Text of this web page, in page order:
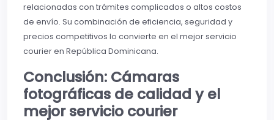
relacionadas con trámites complicados o altos costos
de envío. Su combinación de eficiencia, seguridad y
precios competitivos lo convierte en el mejor servicio
courier en República Dominicana.
Conclusión: Cámaras
fotográficas de calidad y el
mejor servicio courier